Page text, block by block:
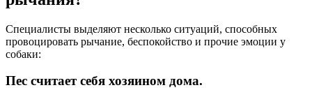
Специалисты выделяют несколько ситуаций, способных
провоцировать рычание, беспокойство и прочие эмоции у
собаки:
Пес считает себя хозяином дома.